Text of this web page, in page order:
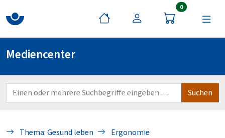
0Artikel im
Mediencenter
Thema: Gesund leben Ergonomie